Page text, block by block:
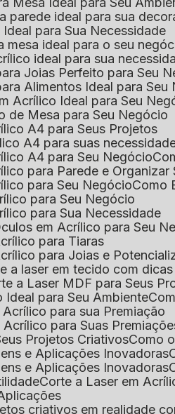
parede ideal para sua
para Sua Necessidade
mesa ideal para o seu
ideal para sua
Joias Perfeito para Seu
Alimentos Ideal para Seu
Acrílico Ideal para Seu
de Mesa para Seu Negócio
A4 para Seus Projetos
A4 para suas
A4 para Seu Negócio
para Parede e Organizar
para Seu Negócio
para Seu Negócio
para Sua Necessidade
em Acrílico para Seu
para Tiaras
para Joias e
a laser em tecido com
a Laser MDF para Seus
Ideal para Seu Ambiente
Acrílico para sua Premiação
Acrílico para Suas
Projetos Criativos
e Aplicações Inovadoras
e Aplicações Inovadoras
Corte a Laser em
criativos em realidade